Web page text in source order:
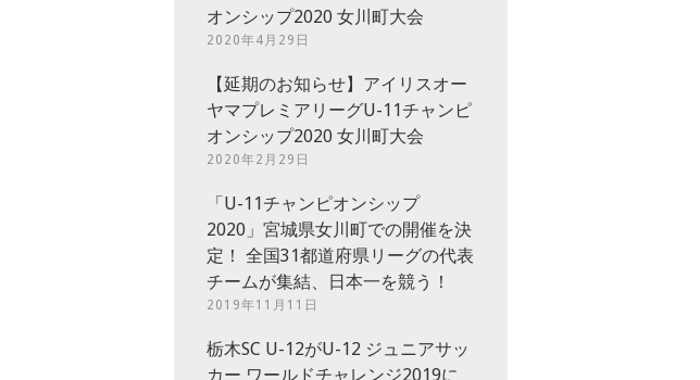
オンシップ2020 女川町大会
2020年4月29日
【延期のお知らせ】アイリスオー
ヤマプレミアリーグU-11チャンピ
オンシップ2020 女川町大会
2020年2月29日
「U-11チャンピオンシップ
2020」宮城県女川町での開催を決
定！ 全国31都道府県リーグの代表
チームが集結、日本一を競う！
2019年11月11日
栃木SC U-12がU-12 ジュニアサッ
カー ワールドチャレンジ2019に